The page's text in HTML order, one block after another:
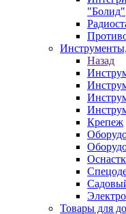
"Болид"
Назад
Крепеж
Товары для